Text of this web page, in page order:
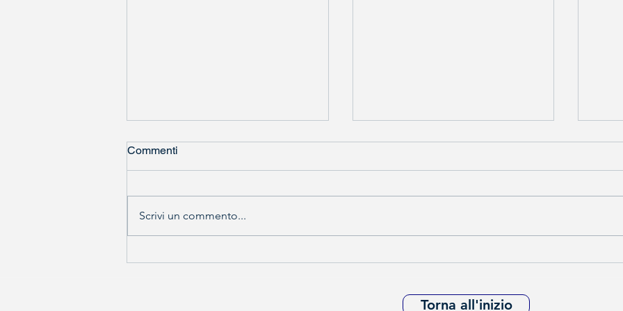
Rinascimento energetico
Commenti
Scrivi un commento...
Torna all'inizio